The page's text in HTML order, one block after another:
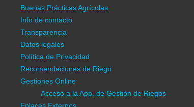
Buenas Prácticas Agrícolas
Info de contacto
Transparencia
Datos legales
Política de Privacidad
Recomendaciones de Riego
Gestiones Online
Acceso a la App. de Gestión de Riegos
Info de contacto
Transparencia
Datos legales
Política de Privacidad
Información General
Información C.R.C.C.
Estructura Agraria
Medio físico